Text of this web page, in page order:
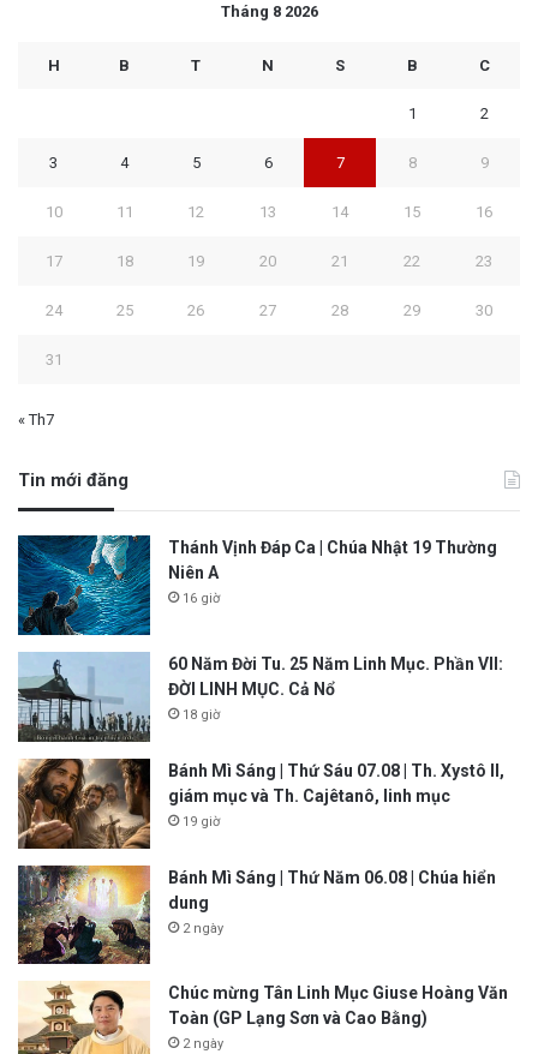
Tháng 8 2026
H B T N S B C
1 2
3 4 5 6 7 8 9
10 11 12 13 14 15 16
17 18 19 20 21 22 23
24 25 26 27 28 29 30
31
« Th7
Tin mới đăng
Thánh Vịnh Đáp Ca | Chúa Nhật 19 Thường
Niên A
16 giờ
60 Năm Đời Tu. 25 Năm Linh Mục. Phần VII:
ĐỜI LINH MỤC. Cả Nổ
18 giờ
Bánh Mì Sáng | Thứ Sáu 07.08 | Th. Xystô II,
giám mục và Th. Cajêtanô, linh mục
19 giờ
Bánh Mì Sáng | Thứ Năm 06.08 | Chúa hiển
dung
2 ngày
Chúc mừng Tân Linh Mục Giuse Hoàng Văn
Toàn (GP Lạng Sơn và Cao Bằng)
2 ngày